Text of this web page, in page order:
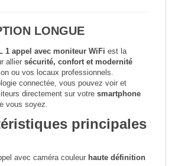
LONGUE
1 appel avec moniteur WiFi est la
allier sécurité, confort et modernité
ou vos locaux professionnels.
connectée, vous pouvez voir et
directement sur votre smartphone
vous soyez.
principales
avec caméra couleur haute définition